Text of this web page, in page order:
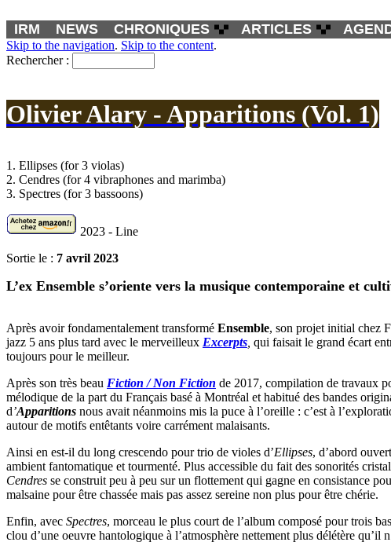
IRM NEWS CHRONIQUES ARTICLES
Skip to the navigation. Skip to the content.
Rechercher :
Olivier Alary - Apparitions (Vol. 1)
1. Ellipses (for 3 violas)
2. Cendres (for 4 vibraphones and marimba)
3. Spectres (for 3 bassoons)
2023 - Line
Sortie le : 7 avril 2023
L’ex Ensemble s’oriente vers la musique contemporaine et
Après avoir fondamentalement transformé Ensemble, son projet initial chez
jazz 5 ans plus tard avec le merveilleux Excerpts qui faisait le grand écart
toujours pour le meilleur.
Après son très beau Fiction / Non Fiction de 2017, compilation de travaux
mélodique de la part du Français basé à Montréal et habitué des bandes
d’Apparitions nous avait néanmoins mis la puce à l’oreille : c’est à
autour de motifs entêtants voire carrément malaisants.
Ainsi en est-il du long crescendo pour trio de violes d’Ellipses, d’abord
ambient fantomatique et tourmenté. Plus accessible du fait des sonorités
Cendres se construit peu à peu sur un flottement qui gagne en consistance
malsaine pour être chassée mais pas assez sereine non plus pour être chérie.
Enfin, avec Spectres, morceau le plus court de l’album composé pour trois
clou d’une oeuvre hantologique à l’atmosphère nettement plus délétère qu’il